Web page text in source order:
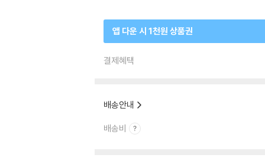
앱 다운 시 1천원 상품권
결제혜택
배송안내
배송비